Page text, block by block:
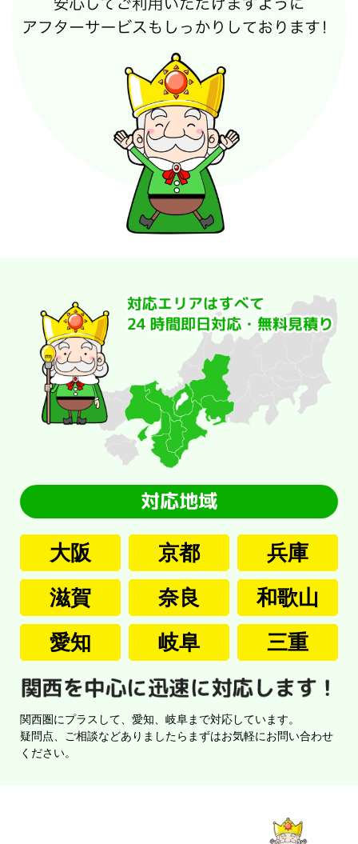
大阪 京都
兵庫
滋賀
奈良
和歌山
愛知
岐阜 三重
関西圏にプラスして、愛知、岐阜まで対応しています。
疑問点、ご相談などありましたらまずはお気軽にお問い合わせ
ください。